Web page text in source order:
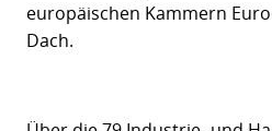
europäischen Kammern
Dach.